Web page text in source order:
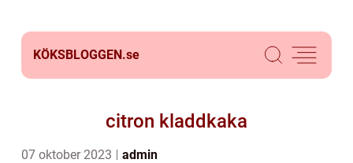
KÖKSBLOGGEN.se
citron kladdkaka
07 oktober 2023 admin